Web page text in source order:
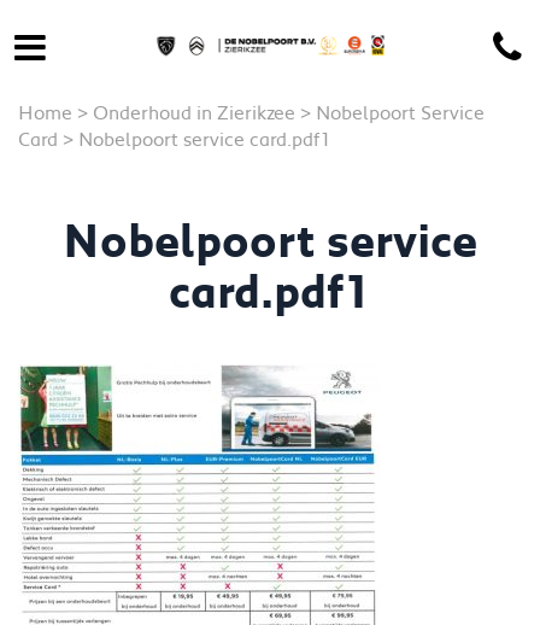
Home > Onderhoud in Zierikzee > Nobelpoort Service
Card > Nobelpoort service card.pdf1
Nobelpoort service
card.pdf1